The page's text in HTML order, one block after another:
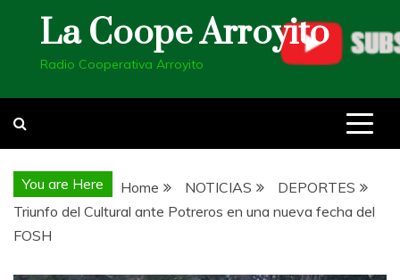
La Coope Arroyito
Radio Cooperativa Arroyito
You are Here Home NOTICIAS
DEPORTES
Triunfo del Cultural ante Potreros en una nueva fecha del
FOSH